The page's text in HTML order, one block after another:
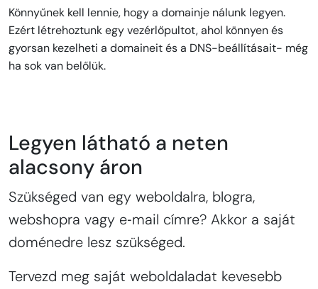
Könnyűnek kell lennie, hogy a domainje nálunk legyen.
Ezért létrehoztunk egy vezérlőpultot, ahol könnyen és
gyorsan kezelheti a domaineit és a DNS-beállításait- még
ha sok van belőlük.
Legyen látható a neten
alacsony áron
Szükséged van egy weboldalra, blogra,
webshopra vagy e‑mail címre? Akkor a saját
doménedre lesz szükséged.
Tervezd meg saját weboldaladat kevesebb